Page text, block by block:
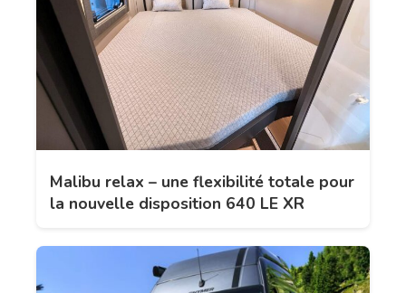
Malibu relax – une flexibilité totale pour
la nouvelle disposition 640 LE XR